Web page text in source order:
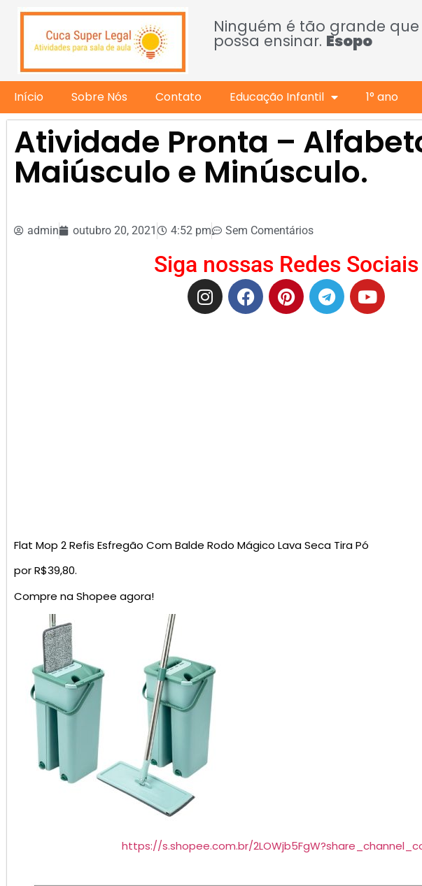
Ninguém é tão grande
possa ensinar. Esopo
Início Sobre Nós Contato Educação Infantil 1° ano
Atividade Pronta –
Maiúsculo e Minúsculo.
admin outubro 20, 2021 4:52 pm Sem Comentários
Siga nossas Redes Sociais
Flat Mop 2 Refis Esfregão Com Balde Rodo Mágico Lava Seca Tira Pó
por R$39,80.
Compre na Shopee agora!
https://s.shopee.com.br/